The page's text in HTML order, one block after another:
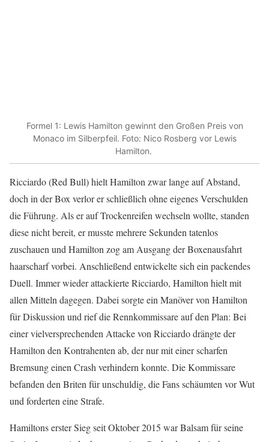
Formel 1: Lewis Hamilton gewinnt den Großen Preis von
Monaco im Silberpfeil. Foto: Nico Rosberg vor Lewis
Hamilton.
Ricciardo (Red Bull) hielt Hamilton zwar lange auf Abstand,
doch in der Box verlor er schließlich ohne eigenes Verschulden
die Führung. Als er auf Trockenreifen wechseln wollte, standen
diese nicht bereit, er musste mehrere Sekunden tatenlos
zuschauen und Hamilton zog am Ausgang der Boxenausfahrt
haarscharf vorbei. Anschließend entwickelte sich ein packendes
Duell. Immer wieder attackierte Ricciardo, Hamilton hielt mit
allen Mitteln dagegen. Dabei sorgte ein Manöver von Hamilton
für Diskussion und rief die Rennkommissare auf den Plan: Bei
einer vielversprechenden Attacke von Ricciardo drängte der
Hamilton den Kontrahenten ab, der nur mit einer scharfen
Bremsung einen Crash verhindern konnte. Die Kommissare
befanden den Briten für unschuldig, die Fans schäumten vor Wut
und forderten eine Strafe.
Hamiltons erster Sieg seit Oktober 2015 war Balsam für seine